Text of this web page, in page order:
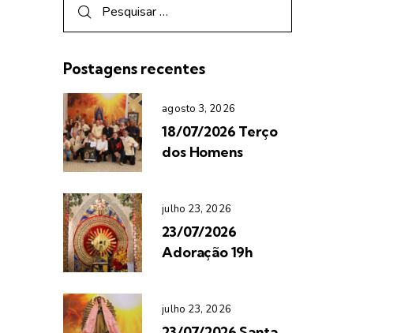
Postagens recentes
agosto 3, 2026
18/07/2026 Terço
dos Homens
julho 23, 2026
23/07/2026
Adoração 19h
julho 23, 2026